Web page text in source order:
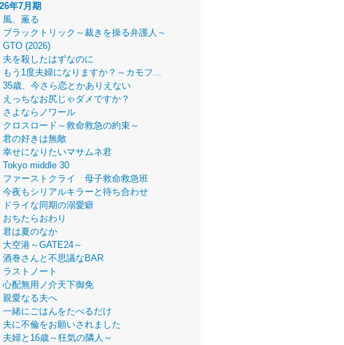
年7月期
風、薫る
ブラックトリック～裁きを操る弁護人～
GTO (2026)
夫を殺したはずなのに
もう1度夫婦になりますか？～カモフ...
35歳、今さら恋とかありえない
えっちなお尻じゃダメですか？
さよならノワール
クロスロード～救命救急の約束～
君の好きは無敵
幸せになりたいマサムネ君
Tokyo middle 30
ファーストクライ 母子救命救急班
今夜もシリアルキラーと待ち合わせ
ドライな同期の溺愛癖
おちたらおわり
君は夏のなか
大空港～GATE24～
酒巻さんと不思議なBAR
ラストノート
心配無用ノ介天下御免
親愛なる夫へ
一緒にごはんをたべるだけ
夫に不倫をお願いされました
夫婦と16歳～狂気の隣人～